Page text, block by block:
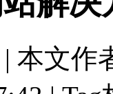
本文作